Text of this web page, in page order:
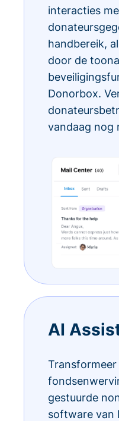
interacties
handbereik,
door de
Donorbox.
vandaag nog
AI
Transformeer
gestuurde
software van